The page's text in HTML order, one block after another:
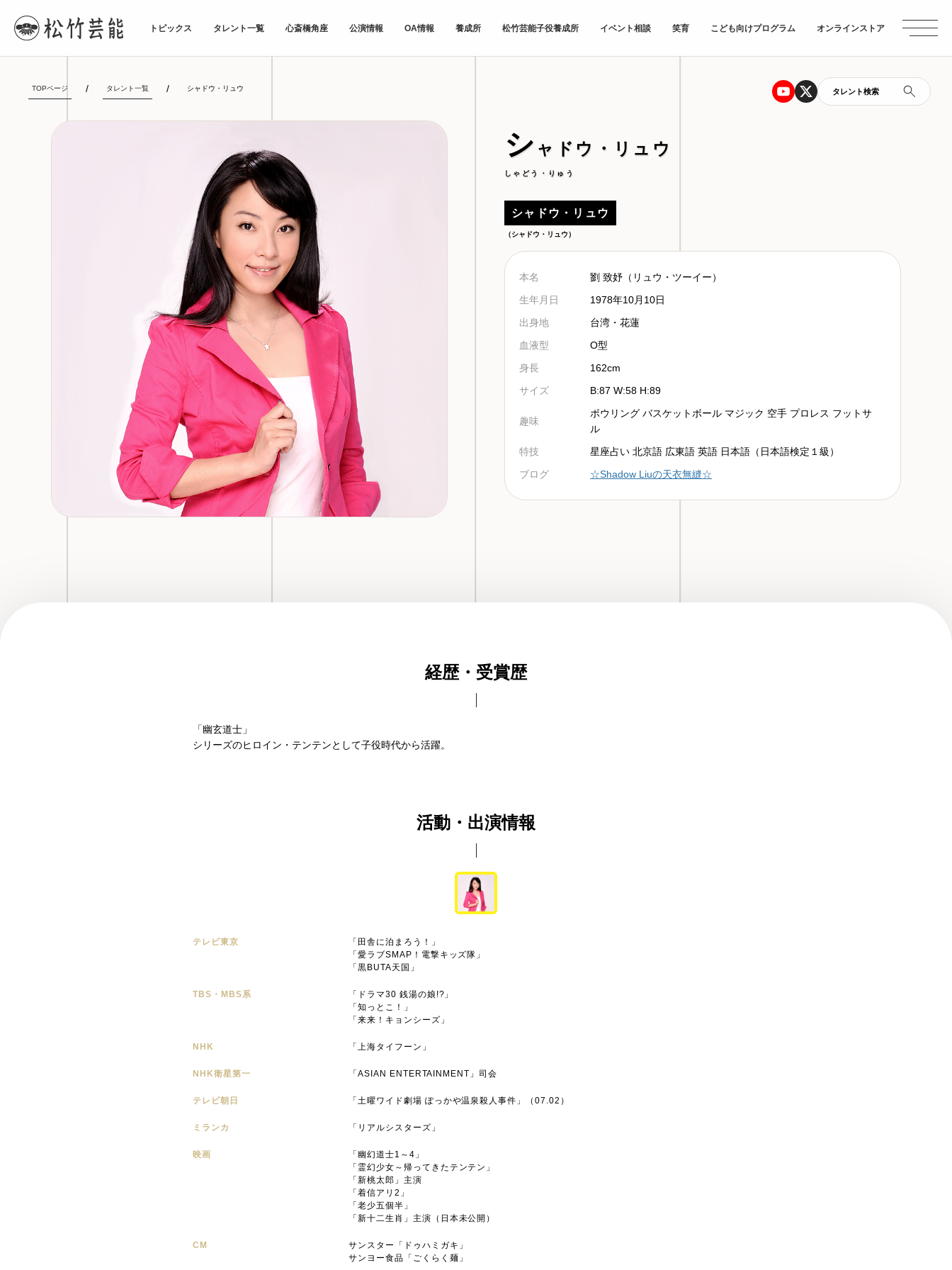
トピックス タレント一覧 心斎橋角座 公演情報 OA情報 養成所 松竹芸能子役養成所 イベント相談 笑育 こども向けプログラム オンラインストア
タレント検索
TOPページ タレント一覧 シャドウ・リュウ
シ ャドウ・リュウ
しゃどう・りゅう
シャドウ・リュウ
（シャドウ・リュウ）
本名
劉 致妤（リュウ・ツーイー）
生年月日
1978年10月10日
出身地
台湾・花蓮
血液型
O型
身長
162cm
サイズ
B:87 W:58 H:89
趣味
ボウリング バスケットボール マジック 空手 プロレス フットサ
ル
特技
星座占い 北京語 広東語 英語 日本語（日本語検定１級）
ブログ
☆Shadow Liuの天衣無縫☆
経歴・受賞歴
「幽玄道士」
シリーズのヒロイン・テンテンとして子役時代から活躍。
活動・出演情報
テレビ東京
「田舎に泊まろう！」
「愛ラブSMAP！電撃キッズ隊」
「黒BUTA天国」
TBS・MBS系
「ドラマ30 銭湯の娘!?」
「知っとこ！」
「来来！キョンシーズ」
NHK 「上海タイフーン」
NHK衛星第一 「ASIAN ENTERTAINMENT」司会
テレビ朝日 「土曜ワイド劇場 ぽっかや温泉殺人事件」（07.02）
ミランカ 「リアルシスターズ」
映画
「幽幻道士1～4」
「霊幻少女～帰ってきたテンテン」
「新桃太郎」主演
「着信アリ2」
「老少五個半」
「新十二生肖」主演（日本未公開）
CM
サンスター「ドゥハミガキ」
サンヨー食品「ごくらく麺」